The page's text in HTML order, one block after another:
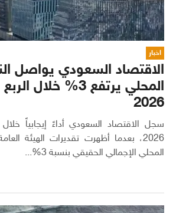
اخبار
الاقتصاد السعودي يواصل
المحلي يرتفع 3%
2026
سجل الاقتصاد السعودي أداءً إيجابياً
2026، بعدما أظهرت تقديرات الهيئة
المحلي الإجمالي الحقيقي بنسبة 3%...